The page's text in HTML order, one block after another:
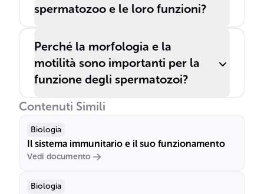
spermatozoo e le loro funzioni?
Perché la morfologia e la
motilità sono importanti per la
funzione degli spermatozoi?
Contenuti Simili
Biologia
Il sistema immunitario e il suo funzionamento
Vedi documento
Biologia